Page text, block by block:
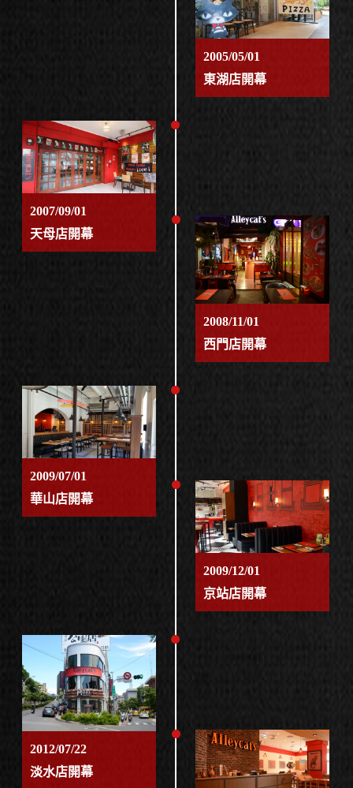
2005/05/01
東湖店開幕
2007/09/01
天母店開幕
2008/11/01
西門店開幕
2009/07/01
華山店開幕
2009/12/01
京站店開幕
2012/07/22
淡水店開幕